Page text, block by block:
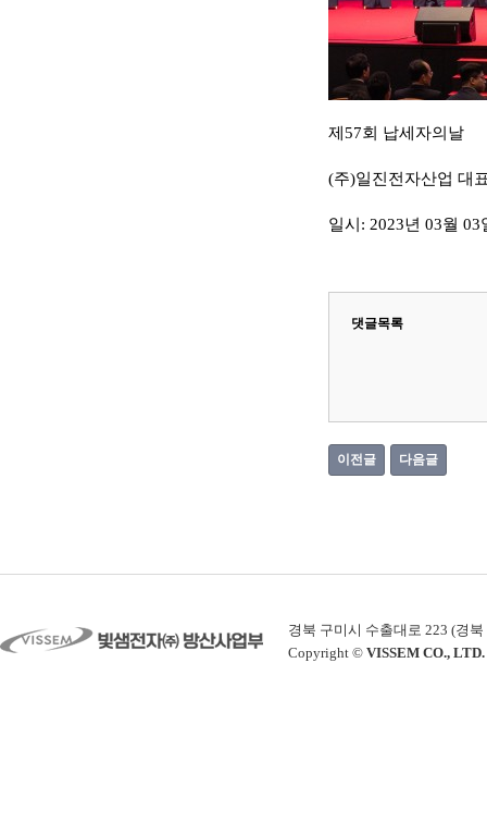
제57회 납세자의날
(주)일진전자산업 대
일시: 2023년 03월 03
댓글목록
이전글 다음글
경북 구미시 수출대로 223 (경
Copyright © VISSEM CO., LTD.